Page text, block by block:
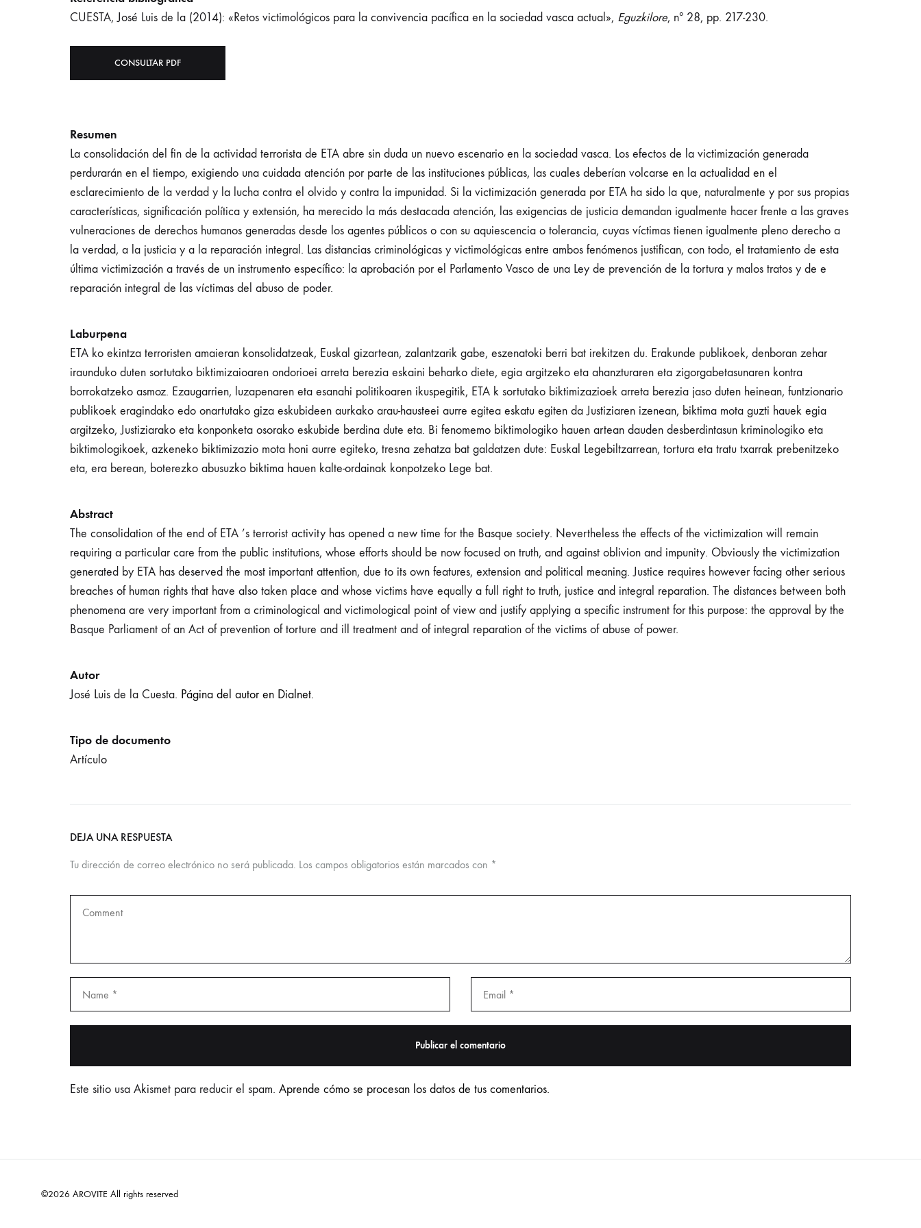
CUESTA, José Luis de la (2014): «Retos victimológicos para la convivencia pacífica en la sociedad vasca actual», Eguzkilore, nº 28, pp. 217-230.
CONSULTAR PDF
Resumen
La consolidación del fin de la actividad terrorista de ETA abre sin duda un nuevo escenario en la sociedad vasca. Los efectos de la victimización generada
perdurarán en el tiempo, exigiendo una cuidada atención por parte de las instituciones públicas, las cuales deberían volcarse en la actualidad en el
esclarecimiento de la verdad y la lucha contra el olvido y contra la impunidad. Si la victimización generada por ETA ha sido la que, naturalmente y por sus propias
características, significación política y extensión, ha merecido la más destacada atención, las exigencias de justicia demandan igualmente hacer frente a las graves
vulneraciones de derechos humanos generadas desde los agentes públicos o con su aquiescencia o tolerancia, cuyas víctimas tienen igualmente pleno derecho a
la verdad, a la justicia y a la reparación integral. Las distancias criminológicas y victimológicas entre ambos fenómenos justifican, con todo, el tratamiento de esta
última victimización a través de un instrumento específico: la aprobación por el Parlamento Vasco de una Ley de prevención de la tortura y malos tratos y de e
reparación integral de las víctimas del abuso de poder.
Laburpena
ETA ko ekintza terroristen amaieran konsolidatzeak, Euskal gizartean, zalantzarik gabe, eszenatoki berri bat irekitzen du. Erakunde publikoek, denboran zehar
iraunduko duten sortutako biktimizaioaren ondorioei arreta berezia eskaini beharko diete, egia argitzeko eta ahanzturaren eta zigorgabetasunaren kontra
borrokatzeko asmoz. Ezaugarrien, luzapenaren eta esanahi politikoaren ikuspegitik, ETA k sortutako biktimizazioek arreta berezia jaso duten heinean, funtzionario
publikoek eragindako edo onartutako giza eskubideen aurkako arau-hausteei aurre egitea eskatu egiten da Justiziaren izenean, biktima mota guzti hauek egia
argitzeko, Justiziarako eta konponketa osorako eskubide berdina dute eta. Bi fenomemo biktimologiko hauen artean dauden desberdintasun kriminologiko eta
biktimologikoek, azkeneko biktimizazio mota honi aurre egiteko, tresna zehatza bat galdatzen dute: Euskal Legebiltzarrean, tortura eta tratu txarrak prebenitzeko
eta, era berean, boterezko abusuzko biktima hauen kalte-ordainak konpotzeko Lege bat.
Abstract
The consolidation of the end of ETA ’s terrorist activity has opened a new time for the Basque society. Nevertheless the effects of the victimization will remain
requiring a particular care from the public institutions, whose efforts should be now focused on truth, and against oblivion and impunity. Obviously the victimization
generated by ETA has deserved the most important attention, due to its own features, extension and political meaning. Justice requires however facing other serious
breaches of human rights that have also taken place and whose victims have equally a full right to truth, justice and integral reparation. The distances between both
phenomena are very important from a criminological and victimological point of view and justify applying a specific instrument for this purpose: the approval by the
Basque Parliament of an Act of prevention of torture and ill treatment and of integral reparation of the victims of abuse of power.
Autor
José Luis de la Cuesta. Página del autor en Dialnet.
Tipo de documento
Artículo
DEJA UNA RESPUESTA
Tu dirección de correo electrónico no será publicada. Los campos obligatorios están marcados con *
Este sitio usa Akismet para reducir el spam. Aprende cómo se procesan los datos de tus comentarios.
©2026 AROVITE All rights reserved